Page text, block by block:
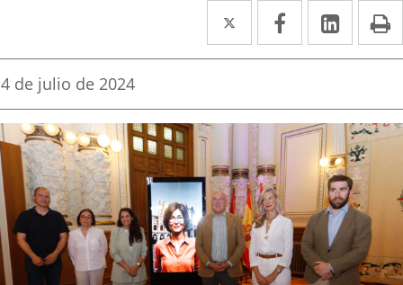
Twitter
Enlace
a
aplicación
externa.
Facebook
Enlace
a
aplicación
externa.
Enlace
a
Fecha
la
noticia
4 de julio de 2024